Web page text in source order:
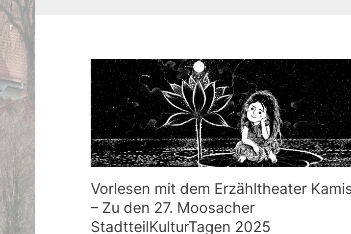
Vorlesen mit dem Erzähltheater
– Zu den 27. Moosacher
StadtteilKulturTagen 2025